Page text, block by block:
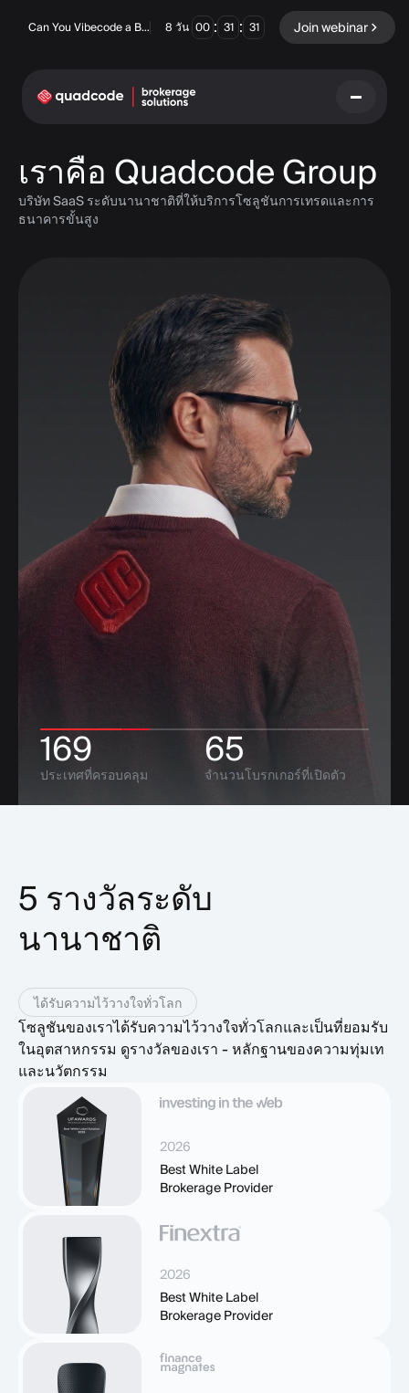
Can You Vibecode a Brokerage Platform? 8 วัน 00 : 31 : 30 Join webinar
เราคือ Quadcode Group
บริษัท SaaS ระดับนานาชาติที่ให้บริการโซลูชันการเทรดและการ
ธนาคารขั้นสูง
169
ประเทศที่ครอบคลุม
65
จำนวนโบรกเกอร์ที่เปิดตัว
5 รางวัลระดับ
นานาชาติ
ได้รับความไว้วางใจทั่วโลก
โซลูชันของเราได้รับความไว้วางใจทั่วโลกและเป็นที่ยอมรับ
ในอุตสาหกรรม ดูรางวัลของเรา - หลักฐานของความทุ่มเท
และนวัตกรรม
2026
Best White Label
Brokerage Provider
2026
Best White Label
Brokerage Provider
LANGUAGE
ภาษาไทย
ตลาดหลักทรัพย์และการ
ชำระบัญชี
แบ็กออฟฟิศ
คู่มือการตลาด
บล็อก
วิดีโอสอนเทรด
เครื่องคำนวณกำไร
เพิ่มเติม
เกี่ยวกับเรา
ทีม
เหตุการณ์
ตัวเลข
ข่าวบริษัท
การทำงาน
ความยั่งยืน
ติดตามเรา